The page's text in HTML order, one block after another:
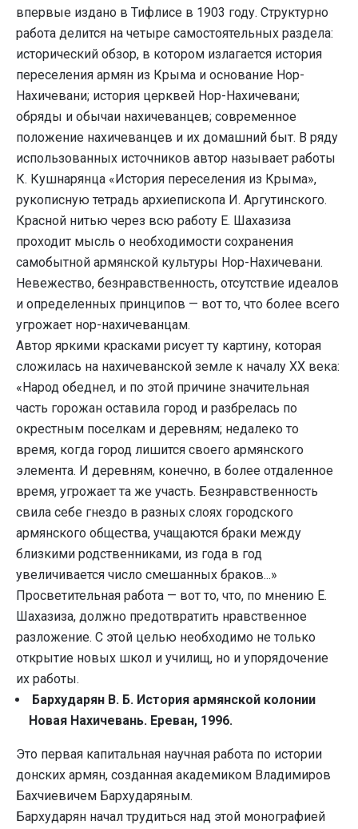
впервые издано в Тифлисе в 1903 году. Структурно
работа делится на четыре самостоятельных раздела:
исторический обзор, в котором излагается история
переселения армян из Крыма и основание Нор-
Нахичевани; история церквей Нор-Нахичевани;
обряды и обычаи нахичеванцев; современное
положение нахичеванцев и их домашний быт. В ряду
использованных источников автор называет работы
К. Кушнарянца «История переселения из Крыма»,
рукописную тетрадь архиепископа И. Аргутинского.
Красной нитью через всю работу Е. Шахазиза
проходит мысль о необходимости сохранения
самобытной армянской культуры Нор-Нахичевани.
Невежество, безнравственность, отсутствие идеалов
и определенных принципов — вот то, что более всего
угрожает нор-нахичеванцам.
Автор яркими красками рисует ту картину, которая
сложилась на нахичеванской земле к началу XX века:
«Народ обеднел, и по этой причине значительная
часть горожан оставила город и разбрелась по
окрестным поселкам и деревням; недалеко то
время, когда город лишится своего армянского
элемента. И деревням, конечно, в более отдаленное
время, угрожает та же участь. Безнравственность
свила себе гнездо в разных слоях городского
армянского общества, учащаются браки между
близкими родственниками, из года в год
увеличивается число смешанных браков...»
Просветительная работа — вот то, что, по мнению Е.
Шахазиза, должно предотвратить нравственное
разложение. С этой целью необходимо не только
открытие новых школ и училищ, но и упорядочение
их работы.
Бархударян В. Б. История армянской колонии
Новая Нахичевань. Ереван, 1996.
Это первая капитальная научная работа по истории
донских армян, созданная академиком Владимиров
Бахчиевичем Бархударяным.
Бархударян начал трудиться над этой монографией